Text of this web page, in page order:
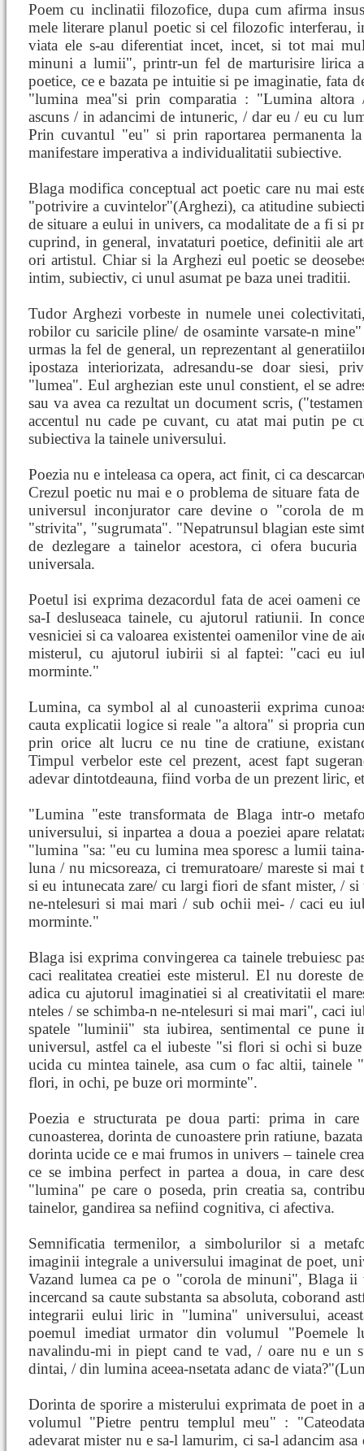
Poem cu inclinatii filozofice, dupa cum afirma
mele literare planul poetic si cel filozofic interferau,
viata ele s-au diferentiat incet, incet, si tot mai
minuni a lumii", printr-un fel de marturisire lirica
poetice, ce e bazata pe intuitie si pe imaginatie, fata
"lumina mea"si prin comparatia : "Lumina altora
ascuns / in adancimi de intuneric, / dar eu / eu cu
Prin cuvantul "eu" si prin raportarea permanenta
manifestare imperativa a individualitatii subiective.
Blaga modifica conceptual act poetic care nu mai
"potrivire a cuvintelor"(Arghezi), ca atitudine
de situare a eului in univers, ca modalitate de a fi si
cuprind, in general, invataturi poetice, definitii ale
ori artistul. Chiar si la Arghezi eul poetic se
intim, subiectiv, ci unul asumat pe baza unei traditii.
Tudor Arghezi vorbeste in numele unei
robilor cu saricile pline/ de osaminte varsate-n
urmas la fel de general, un reprezentant al
ipostaza interiorizata, adresandu-se doar siesi,
"lumea". Eul arghezian este unul constient, el se
sau va avea ca rezultat un document scris,
accentul nu cade pe cuvant, cu atat mai putin pe
subiectiva la tainele universului.
Poezia nu e inteleasa ca opera, act finit, ci ca
Crezul poetic nu mai e o problema de situare fata
universul inconjurator care devine o "corola de
"strivita", "sugrumata". "Nepatrunsul blagian este
de dezlegare a tainelor acestora, ci ofera
universala.
Poetul isi exprima dezacordul fata de acei oameni
sa-I desluseaca tainele, cu ajutorul ratiunii. In
vesniciei si ca valoarea existentei oamenilor vine de
misterul, cu ajutorul iubirii si al faptei: "caci eu
morminte."
Lumina, ca symbol al al cunoasterii exprima
cauta explicatii logice si reale "a altora" si propria
prin orice alt lucru ce nu tine de cratiune,
Timpul verbelor este cel prezent, acest fapt
adevar dintotdeauna, fiind vorba de un prezent liric,
"Lumina "este transformata de Blaga intr-o
universului, si inpartea a doua a poeziei apare
"lumina "sa: "eu cu lumina mea sporesc a lumii
luna / nu micsoreaza, ci tremuratoare/ mareste si mai
si eu intunecata zare/ cu largi fiori de sfant mister, /
ne-ntelesuri si mai mari / sub ochii mei- / caci eu
morminte."
Blaga isi exprima convingerea ca tainele trebuiesc
caci realitatea creatiei este misterul. El nu doreste
adica cu ajutorul imaginatiei si al creativitatii el
nteles / se schimba-n ne-ntelesuri si mai mari", caci
spatele "luminii" sta iubirea, sentimental ce pune
universul, astfel ca el iubeste "si flori si ochi si
ucida cu mintea tainele, asa cum o fac altii, tainele
flori, in ochi, pe buze ori morminte".
Poezia e structurata pe doua parti: prima in
cunoasterea, dorinta de cunoastere prin ratiune,
dorinta ucide ce e mai frumos in univers – tainele
ce se imbina perfect in partea a doua, in care
"lumina" pe care o poseda, prin creatia sa,
tainelor, gandirea sa nefiind cognitiva, ci afectiva.
Semnificatia termenilor, a simbolurilor si a
imaginii integrale a universului imaginat de poet,
Vazand lumea ca pe o "corola de minuni", Blaga ii
incercand sa caute substanta sa absoluta, coborand
integrarii eului liric in "lumina" universului,
poemul imediat urmator din volumul
navalindu-mi in piept cand te vad, / oare nu e un
dintai, / din lumina aceea-nsetata adanc de
Dorinta de sporire a misterului exprimata de poet in
volumul "Pietre pentru templul meu" :
adevarat mister nu e sa-l lamurim, ci sa-l adancim